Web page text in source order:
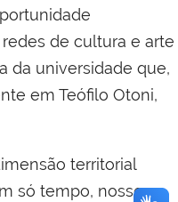
de cultura e arte
da universidade que,
em Teófilo Otoni,
territorial
só tempo, nosso